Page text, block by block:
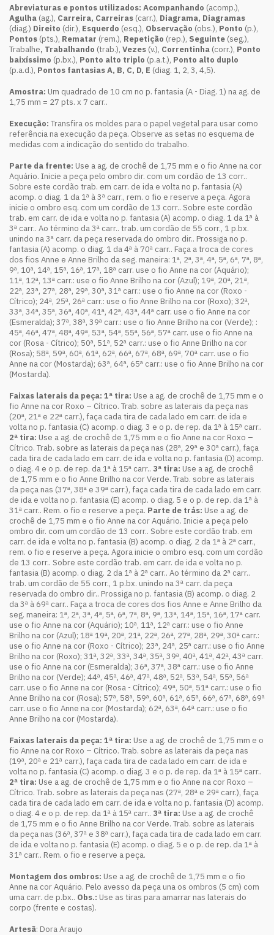
Abreviaturas e pontos utilizados: Acompanhando (acomp.),
Agulha (ag.), Carreira, Carreiras (carr.), Diagrama, Diagramas
(diag.) Direito (dir.), Esquerdo (esq.), Observação (obs.), Ponto (p.),
Pontos (pts.), Rematar (rem.), Repetição (rep.), Seguinte (seg.),
Trabalhe, Trabalhando (trab.), Vezes (v.), Correntinha (corr.), Ponto
baixíssimo (p.bx.), Ponto alto triplo (p.a.t.), Ponto alto duplo
(p.a.d.), Pontos fantasias A, B, C, D, E (diag. 1, 2, 3, 4,5).
Amostra: Um quadrado de 10 cm no p. fantasia (A - Diag. 1) na ag. de
1,75 mm = 27 pts. x 7 carr..
Execução: Transfira os moldes para o papel vegetal para usar como
referência na execução da peça. Observe as setas no esquema de
medidas com a indicação do sentido do trabalho.
Parte da frente: Use a ag. de crochê de 1,75 mm e o fio Anne na cor
Aquário. Inicie a peça pelo ombro dir. com um cordão de 13 corr..
Sobre este cordão trab. em carr. de ida e volta no p. fantasia (A)
acomp. o diag. 1 da 1ª à 3ª carr., rem. o fio e reserve a peça. Agora
inicie o ombro esq. com um cordão de 13 corr.. Sobre este cordão
trab. em carr. de ida e volta no p. fantasia (A) acomp. o diag. 1 da 1ª à
3ª carr.. Ao término da 3ª carr.. trab. um cordão de 55 corr., 1 p.bx.
unindo na 3ª carr. da peça reservada do ombro dir.. Prossiga no p.
fantasia (A) acomp. o diag. 1 da 4ª à 70ª carr.. Faça a troca de cores
dos fios Anne e Anne Brilho da seg. maneira: 1ª, 2ª, 3ª, 4ª, 5ª, 6ª, 7ª, 8ª,
9ª, 10ª, 14ª, 15ª, 16ª, 17ª, 18ª carr. use o fio Anne na cor (Aquário);
11ª, 12ª, 13ª carr.: use o fio Anne Brilho na cor (Azul); 19ª, 20ª, 21ª,
22ª, 23ª, 27ª, 28ª, 29ª, 30ª, 31ª carr.: use o fio Anne na cor (Roxo -
Cítrico); 24ª, 25ª, 26ª carr.: use o fio Anne Brilho na cor (Roxo); 32ª,
33ª, 34ª, 35ª, 36ª, 40ª, 41ª, 42ª, 43ª, 44ª carr. use o fio Anne na cor
(Esmeralda); 37ª, 38ª, 39ª carr.: use o fio Anne Brilho na cor (Verde); :
45ª, 46ª, 47ª, 48ª, 49ª, 53ª, 54ª, 55ª, 56ª, 57ª carr. use o fio Anne na
cor (Rosa - Cítrico); 50ª, 51ª, 52ª carr.: use o fio Anne Brilho na cor
(Rosa); 58ª, 59ª, 60ª, 61ª, 62ª, 66ª, 67ª, 68ª, 69ª, 70ª carr. use o fio
Anne na cor (Mostarda); 63ª, 64ª, 65ª carr.: use o fio Anne Brilho na cor
(Mostarda).
Faixas laterais da peça: 1ª tira: Use a ag. de crochê de 1,75 mm e o
fio Anne na cor Roxo – Cítrico. Trab. sobre as laterais da peça nas
(20ª, 21ª e 22ª carr.), faça cada tira de cada lado em carr. de ida e
volta no p. fantasia (C) acomp. o diag. 3 e o p. de rep. da 1ª à 15ª carr..
2ª tira: Use a ag. de crochê de 1,75 mm e o fio Anne na cor Roxo –
Cítrico. Trab. sobre as laterais da peça nas (28ª, 29ª e 30ª carr.), faça
cada tira de cada lado em carr. de ida e volta no p. fantasia (D) acomp.
o diag. 4 e o p. de rep. da 1ª à 15ª carr.. 3ª tira: Use a ag. de crochê
de 1,75 mm e o fio Anne Brilho na cor Verde. Trab. sobre as laterais
da peça nas (37ª, 38ª e 39ª carr.), faça cada tira de cada lado em carr.
de ida e volta no p. fantasia (E) acomp. o diag. 5 e o p. de rep. da 1ª à
31ª carr.. Rem. o fio e reserve a peça. Parte de trás: Use a ag. de
crochê de 1,75 mm e o fio Anne na cor Aquário. Inicie a peça pelo
ombro dir. com um cordão de 13 corr.. Sobre este cordão trab. em
carr. de ida e volta no p. fantasia (B) acomp. o diag. 2 da 1ª à 2ª carr.,
rem. o fio e reserve a peça. Agora inicie o ombro esq. com um cordão
de 13 corr.. Sobre este cordão trab. em carr. de ida e volta no p.
fantasia (B) acomp. o diag. 2 da 1ª à 2ª carr.. Ao término da 2ª carr..
trab. um cordão de 55 corr., 1 p.bx. unindo na 3ª carr. da peça
reservada do ombro dir.. Prossiga no p. fantasia (B) acomp. o diag. 2
da 3ª à 69ª carr.. Faça a troca de cores dos fios Anne e Anne Brilho da
seg. maneira: 1ª, 2ª, 3ª, 4ª, 5ª, 6ª, 7ª, 8ª, 9ª, 13ª, 14ª, 15ª, 16ª, 17ª carr.
use o fio Anne na cor (Aquário); 10ª, 11ª, 12ª carr.: use o fio Anne
Brilho na cor (Azul); 18ª 19ª, 20ª, 21ª, 22ª, 26ª, 27ª, 28ª, 29ª, 30ª carr.:
use o fio Anne na cor (Roxo - Cítrico); 23ª, 24ª, 25ª carr.: use o fio Anne
Brilho na cor (Roxo); 31ª, 32ª, 33ª, 34ª, 35ª, 39ª, 40ª, 41ª, 42ª, 43ª carr.
use o fio Anne na cor (Esmeralda); 36ª, 37ª, 38ª carr.: use o fio Anne
Brilho na cor (Verde); 44ª, 45ª, 46ª, 47ª, 48ª, 52ª, 53ª, 54ª, 55ª, 56ª
carr. use o fio Anne na cor (Rosa - Cítrico); 49ª, 50ª, 51ª carr.: use o fio
Anne Brilho na cor (Rosa); 57ª, 58ª, 59ª, 60ª, 61ª, 65ª, 66ª, 67ª, 68ª, 69ª
carr. use o fio Anne na cor (Mostarda); 62ª, 63ª, 64ª carr.: use o fio
Anne Brilho na cor (Mostarda).
Faixas laterais da peça: 1ª tira: Use a ag. de crochê de 1,75 mm e o
fio Anne na cor Roxo – Cítrico. Trab. sobre as laterais da peça nas
(19ª, 20ª e 21ª carr.), faça cada tira de cada lado em carr. de ida e
volta no p. fantasia (C) acomp. o diag. 3 e o p. de rep. da 1ª à 15ª carr..
2ª tira: Use a ag. de crochê de 1,75 mm e o fio Anne na cor Roxo –
Cítrico. Trab. sobre as laterais da peça nas (27ª, 28ª e 29ª carr.), faça
cada tira de cada lado em carr. de ida e volta no p. fantasia (D) acomp.
o diag. 4 e o p. de rep. da 1ª à 15ª carr.. 3ª tira: Use a ag. de crochê
de 1,75 mm e o fio Anne Brilho na cor Verde. Trab. sobre as laterais
da peça nas (36ª, 37ª e 38ª carr.), faça cada tira de cada lado em carr.
de ida e volta no p. fantasia (E) acomp. o diag. 5 e o p. de rep. da 1ª à
31ª carr.. Rem. o fio e reserve a peça.
Montagem dos ombros: Use a ag. de crochê de 1,75 mm e o fio
Anne na cor Aquário. Pelo avesso da peça una os ombros (5 cm) com
uma carr. de p.bx.. Obs.: Use as tiras para amarrar nas laterais do
corpo (frente e costas).
Artesã: Dora Araujo